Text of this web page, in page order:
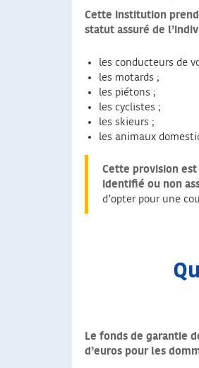
Cette institution prend
statut assuré de
les conducteurs de
les motards ;
les piétons ;
les cyclistes ;
les skieurs ;
les animaux
Cette provision
identifié ou non
d’opter pour une
Le fonds de garantie
d’euros pour les